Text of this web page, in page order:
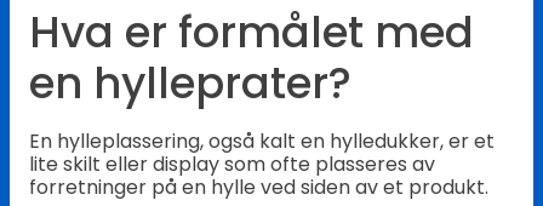
Hva er formålet med
en hylleprater?
En hylleplassering, også kalt en hylledukker, er et
lite skilt eller display som ofte plasseres av
forretninger på en hylle ved siden av et produkt.